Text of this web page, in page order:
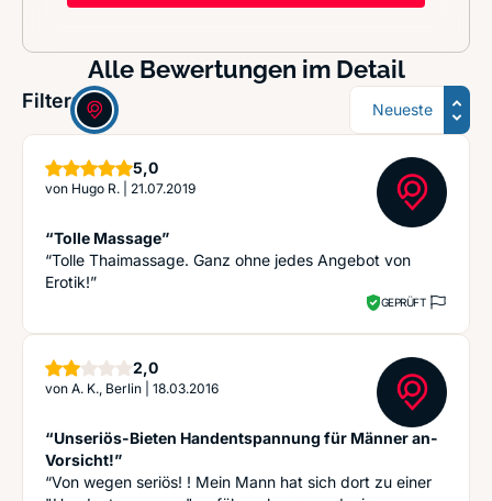
Alle Bewertungen im Detail
Filter: Sortierung
5,0Sterne
von Hugo R. 21.07.2019
“Tolle Massage”
“Tolle Thaimassage. Ganz ohne jedes Angebot von
Erotik!”
GEPRÜFT
2,0Sterne
von A. K., Berlin 18.03.2016
“Unseriös-Bieten Handentspannung für Männer an-
Vorsicht!”
“Von wegen seriös! ! Mein Mann hat sich dort zu einer